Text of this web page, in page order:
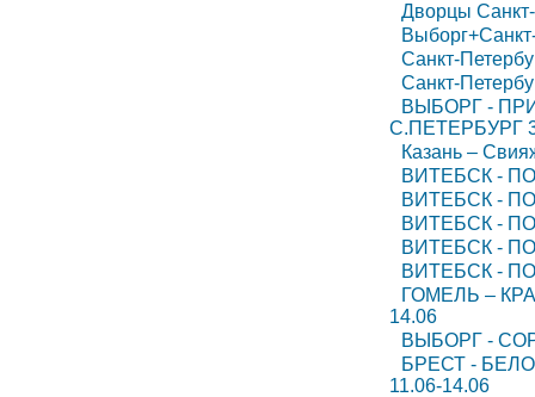
Дворцы
Санкт-
Санкт-
ВЫБОРГ -
С.ПЕТЕРБУРГ
Казань –
ВИТЕБСК -
ВИТЕБСК -
ВИТЕБСК -
ВИТЕБСК -
ВИТЕБСК -
ГОМЕЛЬ –
14.06
ВЫБОРГ -
БРЕСТ -
11.06-14.06